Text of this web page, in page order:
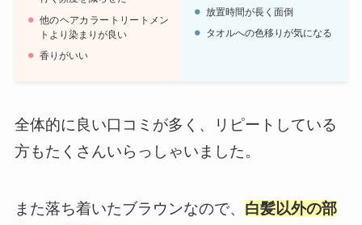
他のヘアカラートリートメン
トより染まりが良い
香りがいい
放置時間が長く面倒
タオルへの色移りが気になる
全体的に良い口コミが多く、リピートしている
方もたくさんいらっしゃいました。
また落ち着いたブラウンなので、 白髪以外の部